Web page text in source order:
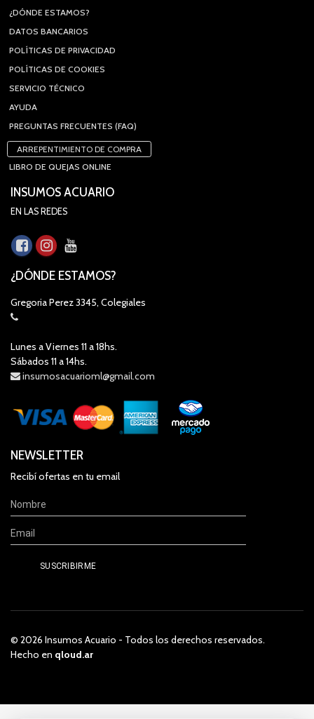
¿DÓNDE ESTAMOS?
DATOS BANCARIOS
POLÍTICAS DE PRIVACIDAD
POLÍTICAS DE COOKIES
SERVICIO TÉCNICO
AYUDA
PREGUNTAS FRECUENTES (FAQ)
ARREPENTIMIENTO DE COMPRA
LIBRO DE QUEJAS ONLINE
INSUMOS ACUARIO
EN LAS REDES
¿DÓNDE ESTAMOS?
Gregoria Perez 3345, Colegiales
Lunes a Viernes 11 a 18hs.
Sábados 11 a 14hs.
insumosacuarioml@gmail.com
NEWSLETTER
Recibí ofertas en tu email
© 2026 Insumos Acuario - Todos los derechos reservados.
Hecho en qloud.ar